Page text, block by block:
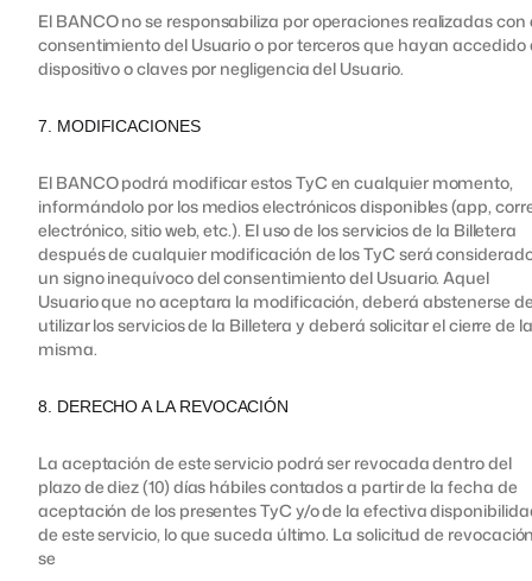
El BANCO no se responsabiliza por operaciones realizadas con
consentimiento del Usuario o por terceros que hayan accedido
dispositivo o claves por negligencia del Usuario.
7. MODIFICACIONES
El BANCO podrá modificar estos TyC en cualquier momento,
informándolo por los medios electrónicos disponibles (app,
electrónico, sitio web, etc.). El uso de los servicios de la Billetera
después de cualquier modificación de los TyC será
un signo inequívoco del consentimiento del Usuario. Aquel
Usuario que no aceptara la modificación, deberá abstenerse
utilizar los servicios de la Billetera y deberá solicitar el cierre de la
misma.
8. DERECHO A LA REVOCACIÓN
La aceptación de este servicio podrá ser revocada dentro del
plazo de diez (10) días hábiles contados a partir de la fecha de
aceptación de los presentes TyC y/o de la efectiva
de este servicio, lo que suceda último. La solicitud de
se